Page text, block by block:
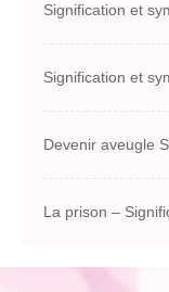
Signification et
Signification et
Devenir aveugle
La prison –